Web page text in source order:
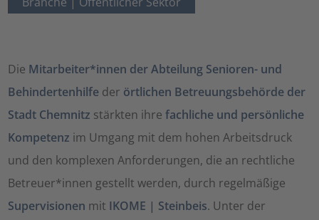
Die Mitarbeiter*innen der Abteilung Senioren- und
Behindertenhilfe der örtlichen Betreuungsbehörde der
Stadt Chemnitz stärkten ihrefachliche und persönliche
Kompetenz im Umgang mit dem hohen Arbeitsdruck
und den komplexen Anforderungen, die an rechtliche
Betreuer*innen gestellt werden, durch regelmäßige
Supervisionen mit IKOME | Steinbeis. Unter der